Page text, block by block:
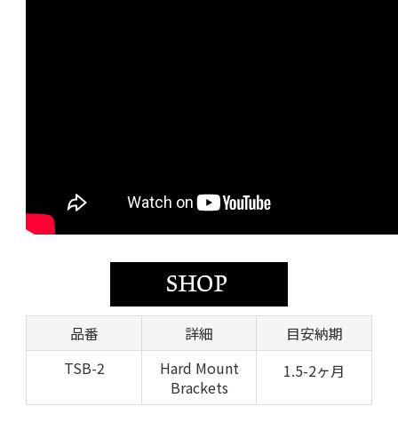
品番 詳細
目安納期
TSB-2
Hard Mount
Brackets
1.5-2ヶ月